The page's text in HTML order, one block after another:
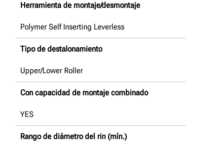
Herramienta de montaje/desmontaje
Polymer Self Inserting Leverless
Tipo de destalonamiento
Upper/Lower Roller
Con capacidad de montaje combinado
YES
Rango de diámetro del rin (mín.)